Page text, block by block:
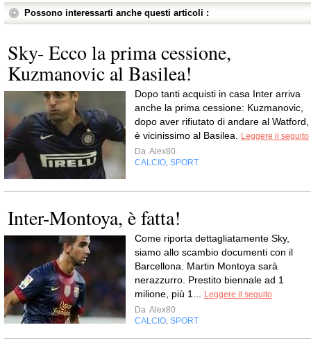
Possono interessarti anche questi articoli :
Sky- Ecco la prima cessione,
Kuzmanovic al Basilea!
Dopo tanti acquisti in casa Inter arriva
anche la prima cessione: Kuzmanovic,
dopo aver rifiutato di andare al Watford,
è vicinissimo al Basilea.
Leggere il seguito
Da Alex80
CALCIO SPORT
Inter-Montoya, è fatta!
Come riporta dettagliatamente Sky,
siamo allo scambio documenti con il
Barcellona. Martin Montoya sarà
nerazzurro. Prestito biennale ad 1
milione, più 1...
Leggere il seguito
Da Alex80
CALCIO SPORT